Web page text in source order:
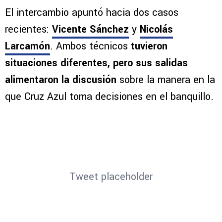
El intercambio apuntó hacia dos casos
recientes: Vicente Sánchez y Nicolás
Larcamón. Ambos técnicos tuvieron
situaciones diferentes, pero sus salidas
alimentaron la discusión sobre la manera en la
que Cruz Azul toma decisiones en el banquillo.
Tweet placeholder